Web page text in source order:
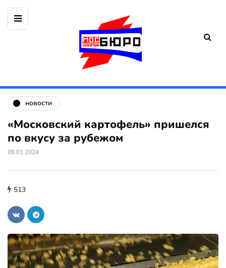
новости
«Московский картофель» пришелся
по вкусу за рубежом
09.01.2024
513